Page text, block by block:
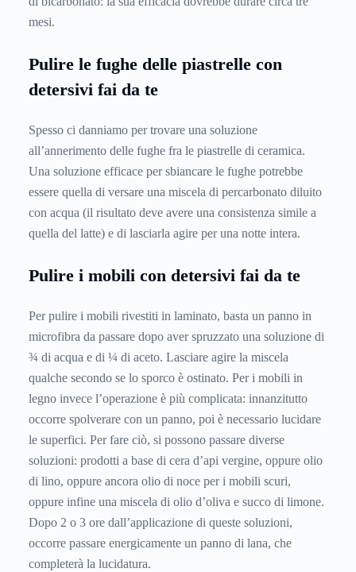
mesi.
Pulire le fughe delle piastrelle con
detersivi fai da te
Spesso ci danniamo per trovare una soluzione
all’annerimento delle fughe fra le piastrelle di ceramica.
Una soluzione efficace per sbiancare le fughe potrebbe
essere quella di versare una miscela di percarbonato diluito
con acqua (il risultato deve avere una consistenza simile a
quella del latte) e di lasciarla agire per una notte intera.
Pulire i mobili con detersivi fai da te
Per pulire i mobili rivestiti in laminato, basta un panno in
microfibra da passare dopo aver spruzzato una soluzione di
¾ di acqua e di ¼ di aceto. Lasciare agire la miscela
qualche secondo se lo sporco è ostinato. Per i mobili in
legno invece l’operazione è più complicata: innanzitutto
occorre spolverare con un panno, poi è necessario lucidare
le superfici. Per fare ciò, si possono passare diverse
soluzioni: prodotti a base di cera d’api vergine, oppure olio
di lino, oppure ancora olio di noce per i mobili scuri,
oppure infine una miscela di olio d’oliva e succo di limone.
Dopo 2 o 3 ore dall’applicazione di queste soluzioni,
occorre passare energicamente un panno di lana, che
completerà la lucidatura.